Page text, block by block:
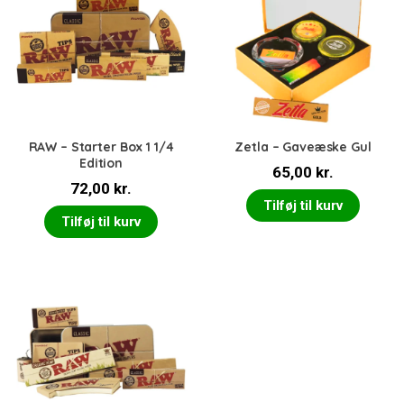
RAW – Starter Box 1 1/4
Edition
72,00 kr.
Tilføj til kurv
Zetla – Gaveæske Gul
65,00 kr.
Tilføj til kurv